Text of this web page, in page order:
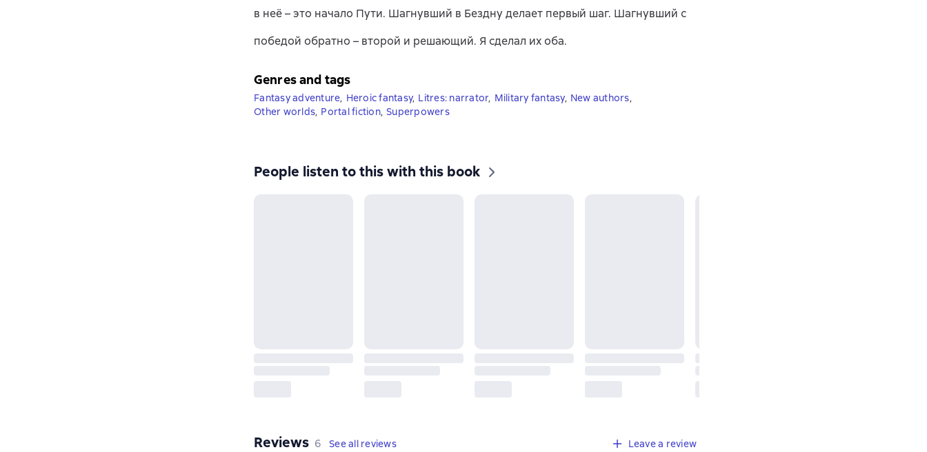
в неё – это начало Пути. Шагнувший в Бездну делает первый шаг. Шагнувший с
победой обратно – второй и решающий. Я сделал их оба.
Genres and tags
Fantasy adventure, Heroic fantasy, Litres: narrator, Military fantasy, New authors,
Other worlds, Portal fiction, Superpowers
People listen to this with this book
Reviews 6 reviews
6 See all reviews Leave a review